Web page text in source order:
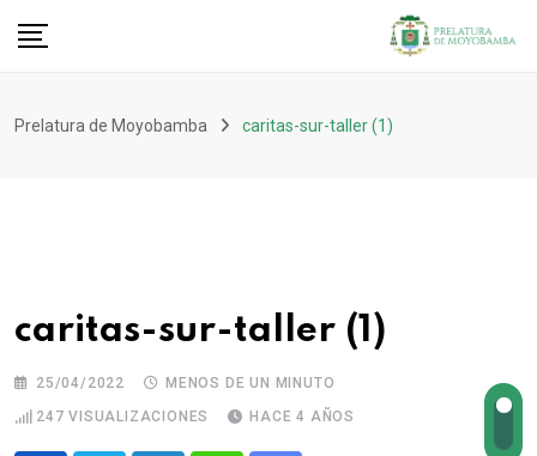
Prelatura de Moyobamba caritas-sur-taller (1)
caritas-sur-taller (1)
25/04/2022
MENOS DE UN MINUTO
247 VISUALIZACIONES HACE 4 AÑOS